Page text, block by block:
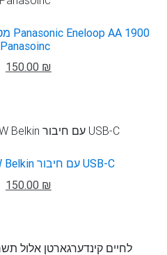
Panasoinc
150.00 ₪
מטען קיר 27W Belkin עם חיבור USB-C
150.00 ₪